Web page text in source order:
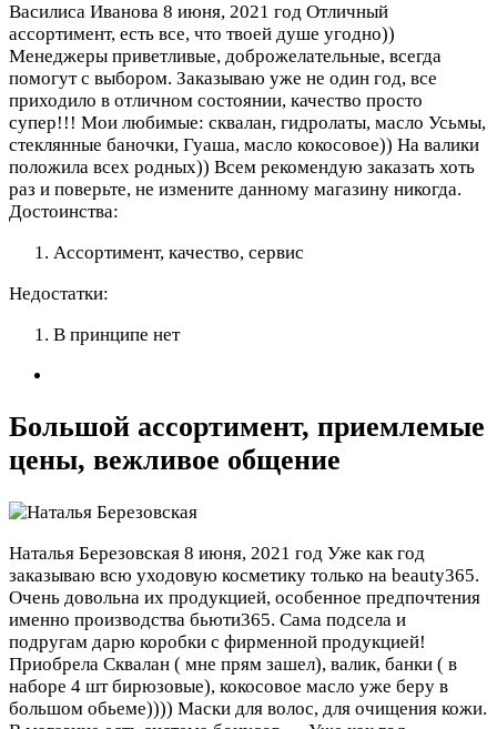
Василиса Иванова 8 июня, 2021 год Отличный
ассортимент, есть все, что твоей душе угодно))
Менеджеры приветливые, доброжелательные, всегда
помогут с выбором. Заказываю уже не один год, все
приходило в отличном состоянии, качество просто
супер!!! Мои любимые: сквалан, гидролаты, масло Усьмы,
стеклянные баночки, Гуаша, масло кокосовое)) На валики
положила всех родных)) Всем рекомендую заказать хоть
раз и поверьте, не измените данному магазину никогда.
Достоинства:
Ассортимент, качество, сервис
Недостатки:
В принципе нет
Большой ассортимент, приемлемые
цены, вежливое общение
Наталья Березовская 8 июня, 2021 год Уже как год
заказываю всю уходовую косметику только на beauty365.
Очень довольна их продукцией, особенное предпочтения
именно производства бьюти365. Сама подсела и
подругам дарю коробки с фирменной продукцией!
Приобрела Сквалан ( мне прям зашел), валик, банки ( в
наборе 4 шт бирюзовые), кокосовое масло уже беру в
большом обьеме)))) Маски для волос, для очищения кожи.